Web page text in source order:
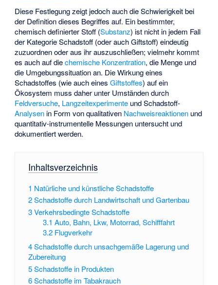
Diese Festlegung zeigt jedoch auch die Schwierigkeit bei
der Definition dieses Begriffes auf. Ein bestimmter,
chemisch definierter Stoff (Substanz) ist nicht in jedem Fall
der Kategorie Schadstoff (oder auch Giftstoff) eindeutig
zuzuordnen oder aus ihr auszuschließen; vielmehr kommt
es auch auf diechemische Konzentration, die Menge und
die Umgebungssituation an. Die Wirkung eines
Schadstoffes (wie auch einesGiftstoffes) auf ein
Ökosystem muss daher unter Umständen durch
Feldversuche, Langzeitexperimente und Schadstoff-
Analysen in Form von qualitativen Nachweisreaktionen und
quantitativ-instrumentelle Messungen untersucht und
dokumentiert werden.
Inhaltsverzeichnis
1 Natürliche und künstliche Schadstoffe
2Schadstoffe durch Landwirtschaft und Gartenbau
3Verkehrsbedingte Schadstoffe
3.1 Auto, Bahn, Lkw, Motorrad, Schifffahrt
3.2 Flugverkehr
4Schadstoffe durch unsachgemäße Lagerung und
Zubereitung
5Schadstoffe in Produkten
6Schadstoffe im Tabakrauch